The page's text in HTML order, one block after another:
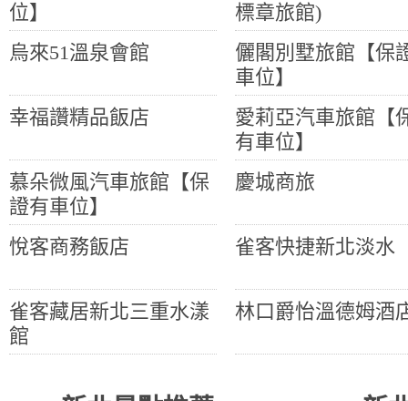
位】
標章旅館)
烏來51溫泉會館
儷閣別墅旅館【保
車位】
幸福讚精品飯店
愛莉亞汽車旅館【
有車位】
慕朵微風汽車旅館【保
證有車位】
慶城商旅
悅客商務飯店 雀客快捷新北淡水
雀客藏居新北三重水漾
館
林口爵怡溫德姆酒